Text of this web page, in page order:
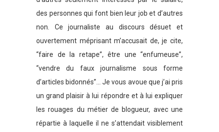
des personnes qui font bien leur job et d’autres
non. Ce journaliste au discours désuet et
ouvertement méprisant m’accusait de, je cite,
“faire de la retape”, être une “enfumeuse”,
“vendre du faux journalisme sous forme
d’articles bidonnés”… Je vous avoue que j’ai pris
un grand plaisir à lui répondre et à lui expliquer
les rouages du métier de blogueur, avec une
répartie à laquelle il ne s’attendait visiblement